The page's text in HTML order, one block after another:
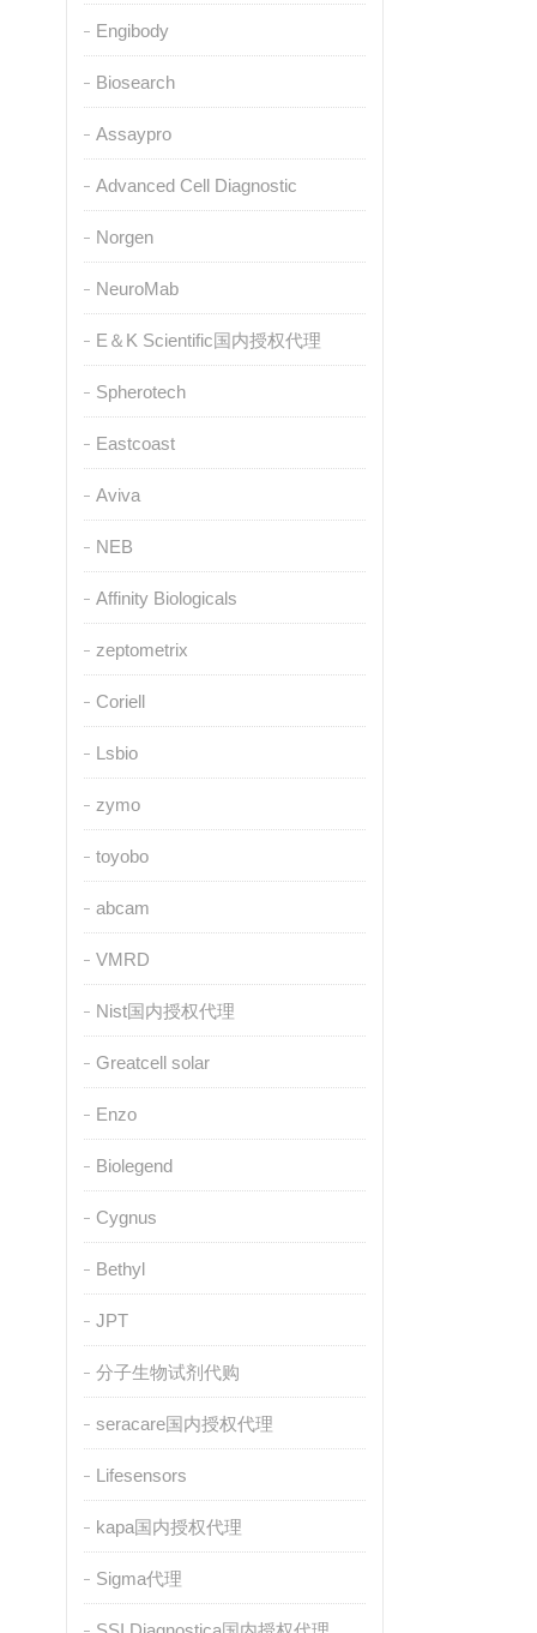
Engibody
Biosearch
Assaypro
Advanced Cell Diagnostic
Norgen
NeuroMab
E＆K Scientific国内授权代理
Spherotech
Eastcoast
Aviva
NEB
Affinity Biologicals
zeptometrix
Coriell
Lsbio
zymo
toyobo
abcam
VMRD
Nist国内授权代理
Greatcell solar
Enzo
Biolegend
Cygnus
Bethyl
JPT
分子生物试剂代购
seracare国内授权代理
Lifesensors
kapa国内授权代理
Sigma代理